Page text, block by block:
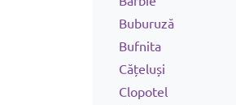
Buburuză
Bufnita
Cățeluși
Clopotel